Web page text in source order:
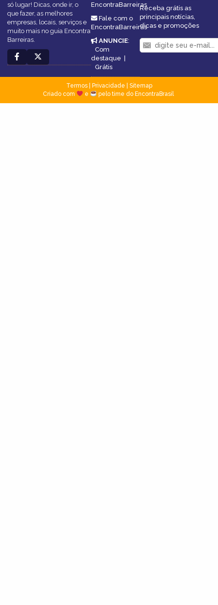
só lugar! Dicas, onde ir, o
que fazer, as melhores
empresas, locais, serviços e
muito mais no guia Encontra
Barreiras.
EncontraBarreiras
Fale com o
EncontraBarreiras
ANUNCIE:
Com
destaque |
Grátis
Receba grátis as
principais notícias,
dicas e promoções
Termos| Privacidade
Sitemap
Criado com
e pelo time do EncontraBrasil